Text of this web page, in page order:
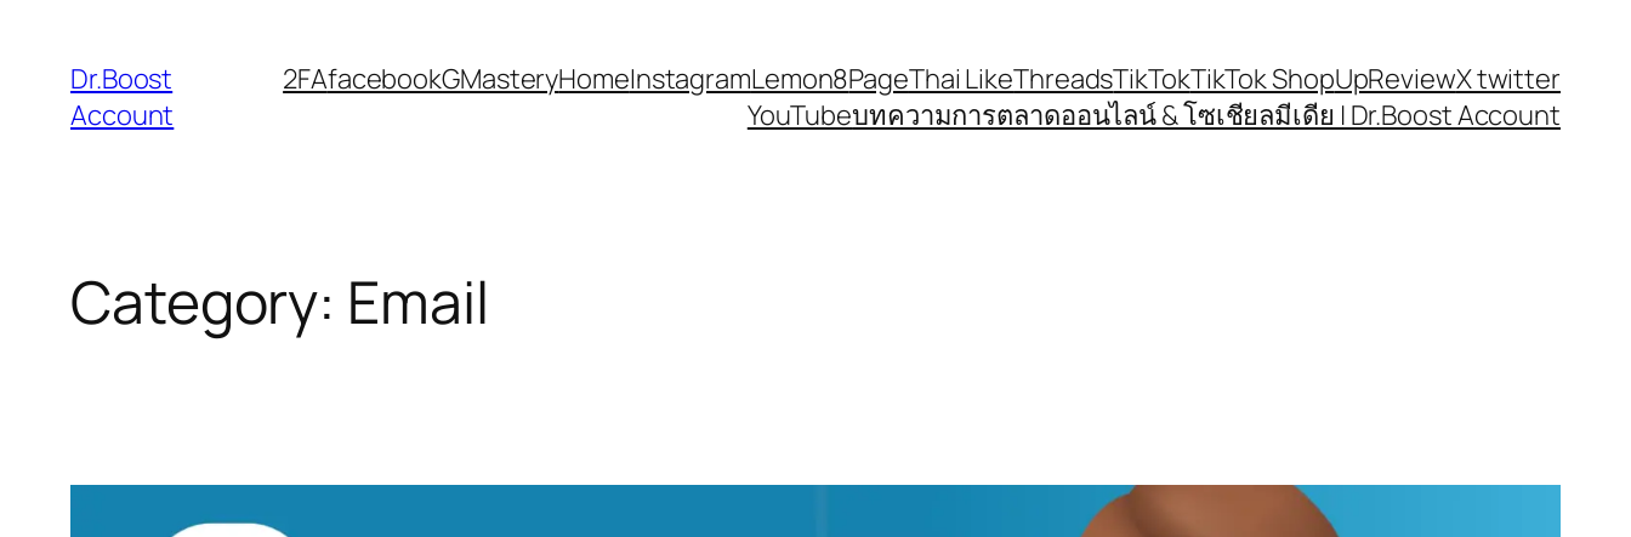
Dr.Boost
Account
2FAfacebookGMasteryHomeInstagramLemon8PageThai LikeThreadsTikTokTikTok ShopUpReviewX twitter
YouTubeบทความการตลาดออนไลน์ & โซเชียลมีเดีย | Dr.Boost Account
Category: Email